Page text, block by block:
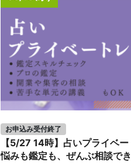
お申込み受付終了
【5/27 14時】占いプライベ
悩みも鑑定も、ぜんぶ相談で